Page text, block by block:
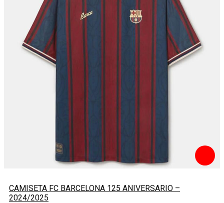
CAMISETA FC BARCELONA 125 ANIVERSARIO –
2024/2025